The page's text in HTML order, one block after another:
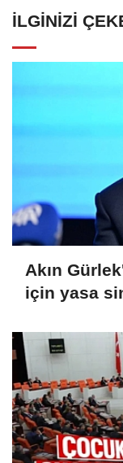
İLGINIZI
Akın
için yasa